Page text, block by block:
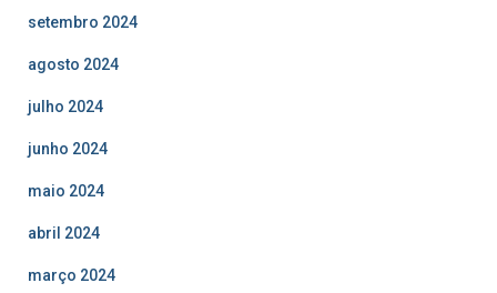
setembro 2024
agosto 2024
julho 2024
junho 2024
maio 2024
abril 2024
março 2024